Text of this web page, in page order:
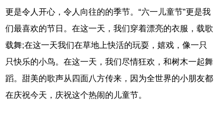
更是令人开心，令人向往的的季节。“六一儿童节”更是我
们最喜欢的节日。在这一天，我们穿着漂亮的衣服，载歌
载舞;在这一天我们在草地上快活的玩耍，嬉戏，像一只
只快乐的小鸟。在这一天，我们尽情狂欢，和树木一起舞
蹈。甜美的歌声从四面八方传来，因为全世界的小朋友都
在庆祝今天，庆祝这个热闹的儿童节。